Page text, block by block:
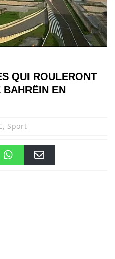
QUI ROULERONT
BAHRËIN EN
, Sport